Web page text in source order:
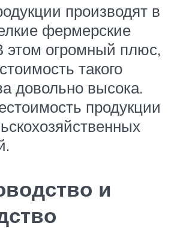
производят в
фермерские
этом огромный плюс,
такого
довольно высока.
продукции
и